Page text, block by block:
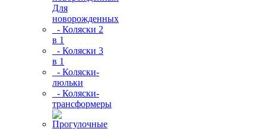
Для
новорожденных
- Коляски 2
в 1
- Коляски 3
в 1
- Коляски-
люльки
- Коляски-
трансформеры